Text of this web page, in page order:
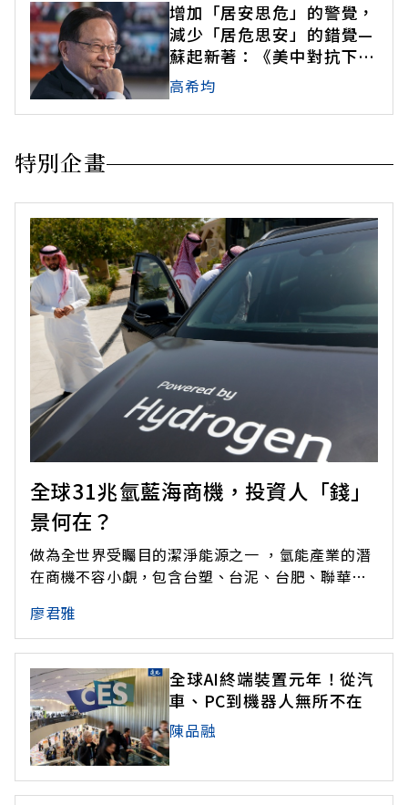
增加「居安思危」的警覺，
減少「居危思安」的錯覺—
蘇起新著：《美中對抗下的
台灣選擇》
高希均
特別企畫
全球31兆氫藍海商機，投資人「錢」
景何在？
做為全世界受矚目的潔淨能源之一 ，氫能產業的潛
在商機不容小覷，包含台塑、台泥、台肥、聯華、
大企業爭相投入、分一杯羹的同時，投資人該如何
看待這場未來產業盛宴？
廖君雅
全球AI終端裝置元年！從汽
車、PC到機器人無所不在
陳品融